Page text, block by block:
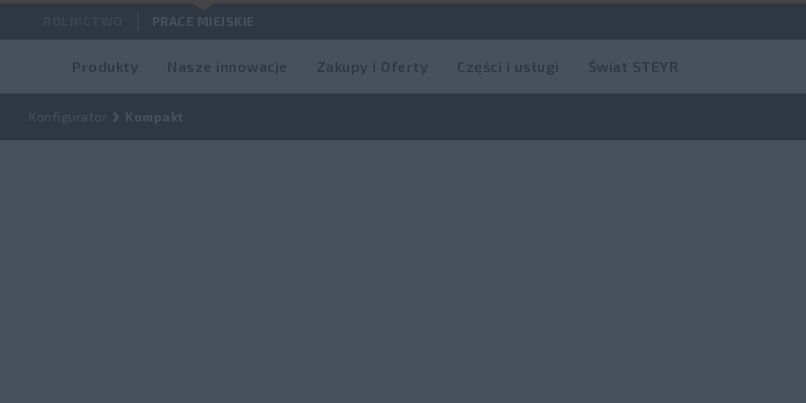
PRACE MIEJSKIE
Produkty Nasze innowacje Zakupy i Oferty Części i usługi Świat STEYR
Konfigurator Kompakt